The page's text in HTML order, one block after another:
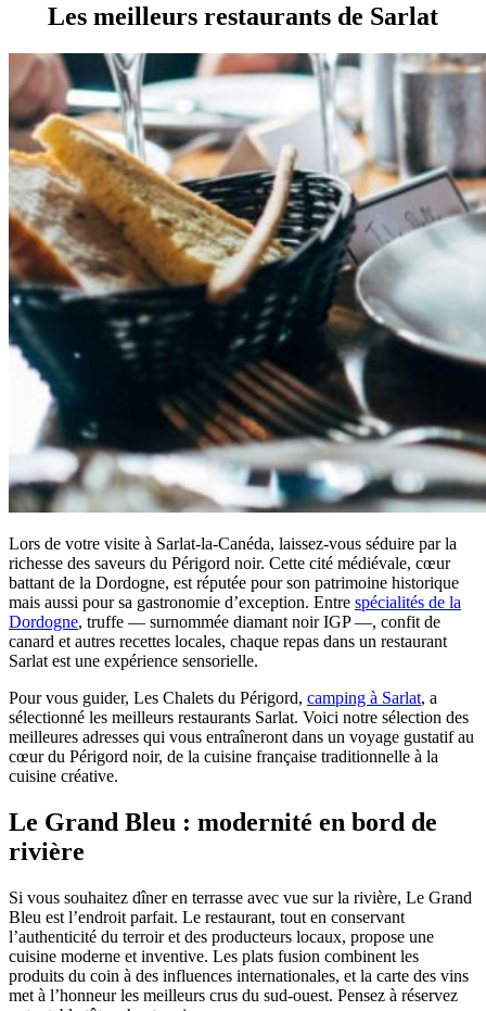
Les meilleurs restaurants de Sarlat
Lors de votre visite à Sarlat-la-Canéda, laissez-vous séduire par la
richesse des saveurs du Périgord noir. Cette cité médiévale, cœur
battant de la Dordogne, est réputée pour son patrimoine historique
mais aussi pour sa gastronomie d’exception. Entre spécialités de la
Dordogne, truffe — surnommée diamant noir IGP —, confit de
canard et autres recettes locales, chaque repas dans un restaurant
Sarlat est une expérience sensorielle.
Pour vous guider, Les Chalets du Périgord, camping à Sarlat, a
sélectionné les meilleurs restaurants Sarlat. Voici notre sélection des
meilleures adresses qui vous entraîneront dans un voyage gustatif au
cœur du Périgord noir, de la cuisine française traditionnelle à la
cuisine créative.
Le Grand Bleu : modernité en bord de
rivière
Si vous souhaitez dîner en terrasse avec vue sur la rivière, Le Grand
Bleu est l’endroit parfait. Le restaurant, tout en conservant
l’authenticité du terroir et des producteurs locaux, propose une
cuisine moderne et inventive. Les plats fusion combinent les
produits du coin à des influences internationales, et la carte des vins
met à l’honneur les meilleurs crus du sud-ouest. Pensez à réservez